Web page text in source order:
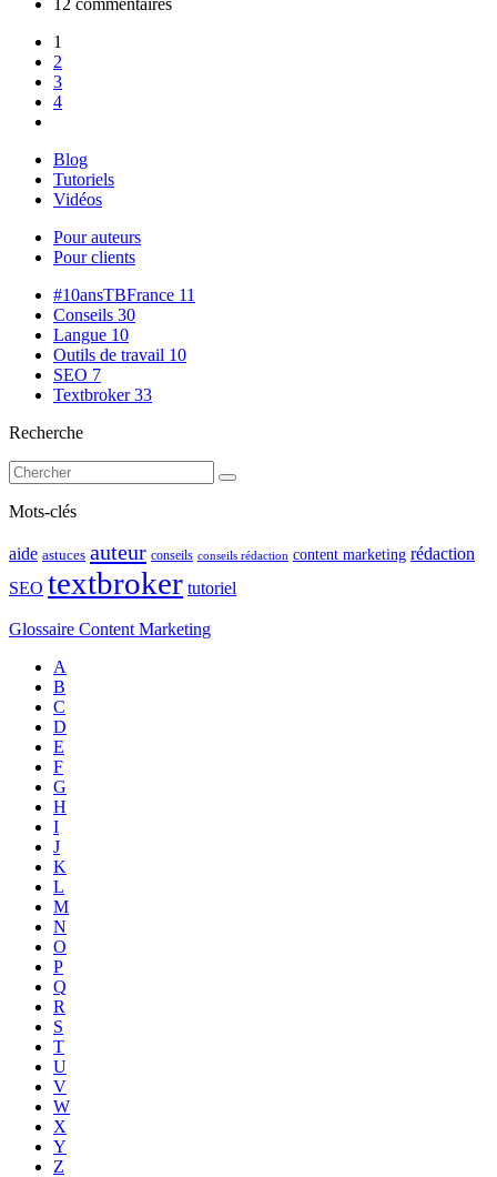
12 commentaires
1
2
3
4
Blog
Tutoriels
Vidéos
Pour auteurs
Pour clients
#10ansTBFrance 11
Conseils 30
Langue 10
Outils de travail 10
SEO 7
Textbroker33
Recherche
Mots-clés
aide astuces auteur conseils conseils rédaction content marketing rédaction
SEO textbroker tutoriel
Glossaire Content Marketing
A
B
C
D
E
F
G
H
I
J
K
L
M
N
O
P
Q
R
S
T
U
V
W
X
Y
Z